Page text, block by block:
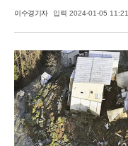
이수경기자 입력 2024-01-05 11:21